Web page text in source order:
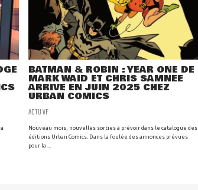
BATMAN & ROBIN : YEAR ONE DE
MARK WAID ET CHRIS SAMNEE
ARRIVE EN JUIN 2025 CHEZ
URBAN COMICS
ACTU VF
Nouveau mois, nouvelles sorties à prévoir dans le catalogue des
éditions Urban Comics. Dans la foulée des annonces prévues
pour la ...